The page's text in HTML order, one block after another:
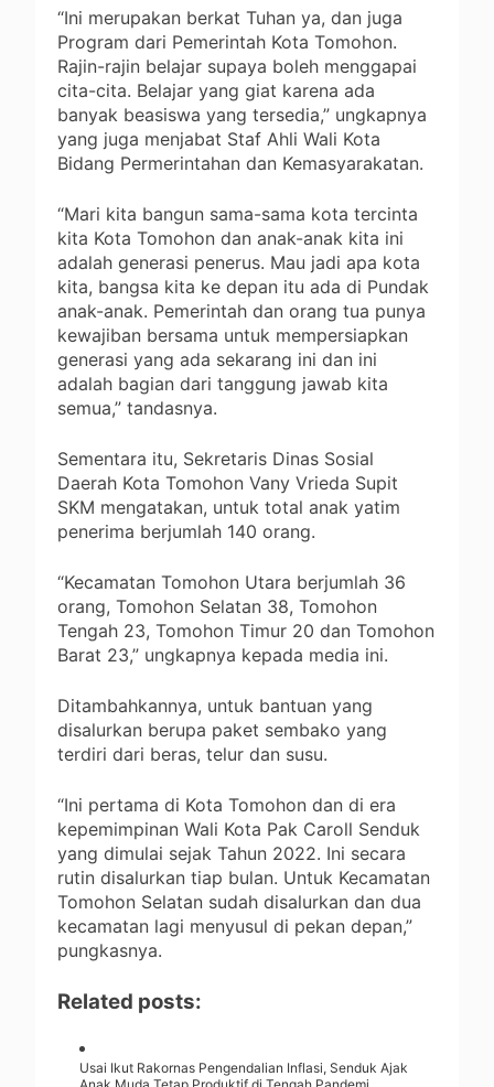
“Ini merupakan berkat Tuhan ya, dan juga
Program dari Pemerintah Kota Tomohon.
Rajin-rajin belajar supaya boleh menggapai
cita-cita. Belajar yang giat karena ada
banyak beasiswa yang tersedia,” ungkapnya
yang juga menjabat Staf Ahli Wali Kota
Bidang Permerintahan dan Kemasyarakatan.
“Mari kita bangun sama-sama kota tercinta
kita Kota Tomohon dan anak-anak kita ini
adalah generasi penerus. Mau jadi apa kota
kita, bangsa kita ke depan itu ada di Pundak
anak-anak. Pemerintah dan orang tua punya
kewajiban bersama untuk mempersiapkan
generasi yang ada sekarang ini dan ini
adalah bagian dari tanggung jawab kita
semua,” tandasnya.
Sementara itu, Sekretaris Dinas Sosial
Daerah Kota Tomohon Vany Vrieda Supit
SKM mengatakan, untuk total anak yatim
penerima berjumlah 140 orang.
“Kecamatan Tomohon Utara berjumlah 36
orang, Tomohon Selatan 38, Tomohon
Tengah 23, Tomohon Timur 20 dan Tomohon
Barat 23,” ungkapnya kepada media ini.
Ditambahkannya, untuk bantuan yang
disalurkan berupa paket sembako yang
terdiri dari beras, telur dan susu.
“Ini pertama di Kota Tomohon dan di era
kepemimpinan Wali Kota Pak Caroll Senduk
yang dimulai sejak Tahun 2022. Ini secara
rutin disalurkan tiap bulan. Untuk Kecamatan
Tomohon Selatan sudah disalurkan dan dua
kecamatan lagi menyusul di pekan depan,”
pungkasnya.
Related posts:
Usai Ikut Rakornas Pengendalian Inflasi, Senduk Ajak